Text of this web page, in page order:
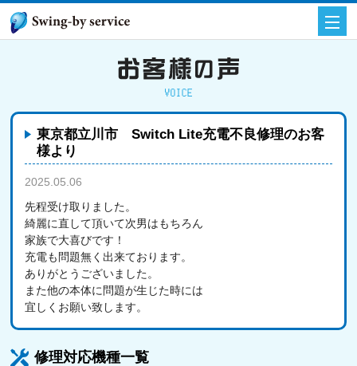
東京都立川市 Switch Lite充電不良修理のお客
様より
2025.05.06
先程受け取りました。
綺麗に直して頂いて次男はもちろん
家族で大喜びです！
充電も問題無く出来ております。
ありがとうございました。
また他の本体に問題が生じた時には
宜しくお願い致します。
修理対応機種一覧